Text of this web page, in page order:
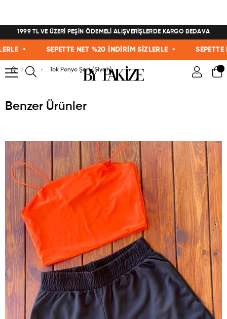
1999 TL VE ÜZERİ PEŞİN ÖDEMELİ ALIŞVERİŞLERDE KARGO BEDAVA
• SEPETTE NET %20 İNDİRİM SİZLERLE • SEPETTE
Tok Penye Şort (Siyah)
Benzer Ürünler